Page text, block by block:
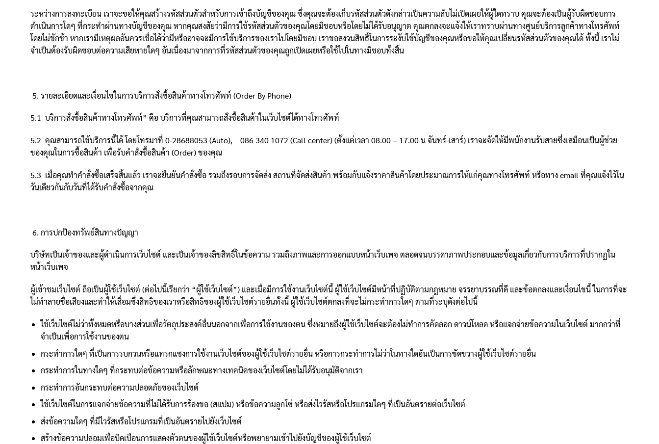
ระหว่างการลงทะเบียน เราจะขอให้คุณสร้างรหัสส่วนตัวสำหรับการเข้าถึงบัญชีของคุณ ซึ่งคุณจะต้องเก็บรหัสส่วนตัวดังกล่าวเป็นความลับไม่เปิดเผยให้ผู้ใดทราบ คุณจะต้องเป็นผู้รับผิดชอบการ
ดำเนินการใดๆ ที่กระทำผ่านทางบัญชีของคุณ หากคุณสงสัยว่ามีการใช้รหัสส่วนตัวของคุณโดยมิชอบหรือโดยไม่ได้รับอนุญาต คุณตกลงจะแจ้งให้เราทราบผ่านทางศูนย์บริการลูกค้าทางโทรศัพท์
โดยไม่ชักช้า หากเรามีเหตุผลอันควรเชื่อได้ว่ามีหรืออาจจะมีการใช้บริการของเราไปโดยมิชอบ เราขอสงวนสิทธิ์ในการระงับใช้บัญชีของคุณหรือขอให้คุณเปลี่ยนรหัสส่วนตัวของคุณได้ ทั้งนี้ เราไม่
จำเป็นต้องรับผิดชอบต่อความเสียหายใดๆ อันเนื่องมาจากการที่รหัสส่วนตัวของคุณถูกเปิดเผยหรือใช้ไปในทางมิชอบทั้งสิ้น
รายละเอียดและเงื่อนไขในการบริการสั่งซื้อสินค้าทางโทรศัพท์ (Order By Phone)
5.1 บริการสั่งซื้อสินค้าทางโทรศัพท์” คือ บริการที่คุณสามารถสั่งซื้อสินค้าในเว็บไซต์ได้ทางโทรศัพท์
5.2 คุณสามารถใช้บริการนี้ได้ โดยโทรมาที่ 0-28688053 (Auto), 086 340 1072 (Call center) (ตั้งแต่เวลา 08.00 – 17.00 น จันทร์-เสาร์) เราจะจัดให้มีพนักงานรับสายซึ่งเสมือนเป็นผู้ช่วย
ของคุณในการซื้อสินค้า เพื่อรับคำสั่งซื้อสินค้า (Order) ของคุณ
5.3 เมื่อคุณทำคำสั่งซื้อเสร็จสิ้นแล้ว เราจะยืนยันคำสั่งซื้อ รวมถึงรอบการจัดส่ง สถานที่จัดส่งสินค้า พร้อมกับแจ้งราคาสินค้าโดยประมาณการให้แก่คุณทางโทรศัพท์ หรือทาง email ที่คุณแจ้งไว้ใน
วันเดียวกันกับวันที่ได้รับคำสั่งซื้อจากคุณ
การปกป้องทรัพย์สินทางปัญญา
บริษัทเป็นเจ้าของและผู้ดำเนินการเว็บไซต์ และเป็นเจ้าของลิขสิทธิ์ในข้อความ รวมถึงภาพและการออกแบบหน้าเว็บเพจ ตลอดจนบรรดาภาพประกอบและข้อมูลเกี่ยวกับการบริการที่ปรากฏใน
หน้าเว็บเพจ
ผู้เข้าชมเว็บไซต์ ถือเป็นผู้ใช้เว็บไซต์ (ต่อไปนี้เรียกว่า “ผู้ใช้เว็บไซต์”) และเมื่อมีการใช้งานเว็บไซต์นี้ ผู้ใช้เว็บไซต์มีหน้าที่ปฏิบัติตามกฎหมาย จรรยาบรรณที่ดี และข้อตกลงและเงื่อนไขนี้ ในการที่จะ
ไม่ทำลายชื่อเสียงและทำให้เสื่อมซึ่งสิทธิของเราหรือสิทธิของผู้ใช้เว็บไซต์รายอื่นทั้งนี้ ผู้ใช้เว็บไซต์ตกลงที่จะไม่กระทำการใดๆ ตามที่ระบุดังต่อไปนี้
ใช้เว็บไซต์ไม่ว่าทั้งหมดหรือบางส่วนเพื่อวัตถุประสงค์อื่นนอกจากเพื่อการใช้งานของตน ซึ่งหมายถึงผู้ใช้เว็บไซต์จะต้องไม่ทำการคัดลอก ดาวน์โหลด หรือแจกจ่ายข้อความในเว็บไซต์ มากกว่าที่
จำเป็นเพื่อการใช้งานของตน
กระทำการใดๆ ที่เป็นการรบกวนหรือแทรกแซงการใช้งานเว็บไซต์ของผู้ใช้เว็บไซต์รายอื่น หรือการกระทำการไม่ว่าในทางใดอันเป็นการขัดขวางผู้ใช้เว็บไซต์รายอื่น
กระทำการในทางใดๆ ที่กระทบต่อข้อความหรือลักษณะทางเทคนิคของเว็บไซต์โดยไม่ได้รับอนุมัติจากเรา
กระทำการอันกระทบต่อความปลอดภัยของเว็บไซต์
ใช้เว็บไซต์ในการแจกจ่ายข้อความที่ไม่ได้รับการร้องขอ (สแปม) หรือข้อความลูกโซ่ หรือส่งไวรัสหรือโปรแกรมใดๆ ที่เป็นอันตรายต่อเว็บไซต์
ส่งข้อความใดๆ ที่มีไวรัสหรือโปรแกรมที่เป็นอันตรายไปยังเว็บไซต์
สร้างข้อความปลอมเพื่อบิดเบือนการแสดงตัวตนของผู้ใช้เว็บไซต์หรือพยายามเข้าไปยังบัญชีของผู้ใช้เว็บไซต์